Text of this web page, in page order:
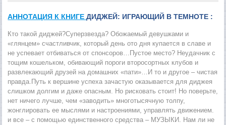
АННОТАЦИЯ К КНИГЕДИДЖЕЙ: ИГРАЮЩИЙ В ТЕМНОТЕ :
Кто такой диджей?Суперзвезда? Обожаемый девушками и
«глянцем» счастливчик, который день ото дня купается в славе и
не успевает отбиваться от спонсоров…Пустое место? Неудачник с
тощим кошельком, обивающий пороги второсортных клубов и
развлекающий друзей на домашних «пати»…И то и другое – чистая
правда.Путь к вершине успеха зачастую оказывается для диджея
слишком долгим и даже опасным. Но рисковать стоит! Но поверьте,
нет ничего лучше, чем «заводить» многотысячную толпу,
жонглировать ее мыслями и настроениями, управлять движением.
и все – с помощью единственного средства – МУЗЫКИ. Нам ли не